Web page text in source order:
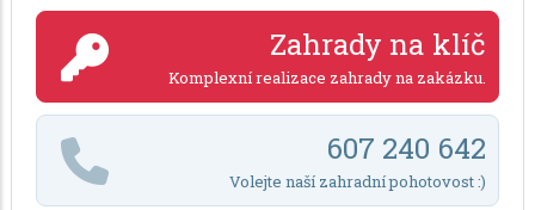
Zahrady na klíč
Komplexní realizace zahrady na zakázku.
607 240 642
Volejte naší zahradní pohotovost :)